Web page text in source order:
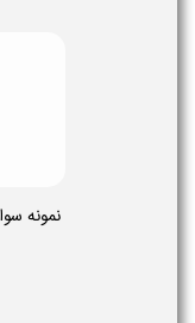
نمونه